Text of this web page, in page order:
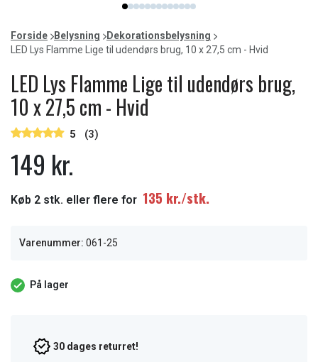
item
0
item
1
item
2
item
3
item
4
item
5
item
6
item
7
item
8
item
9
item
10
item
11
item
12
of
13
Forside Belysning
Dekorationsbelysning
LED Lys Flamme Lige til udendørs brug, 10 x 27,5 cm - Hvid
LED Lys Flamme Lige til udendørs brug,
10 x 27,5 cm - Hvid
5 (3)
149 kr.
Køb 2 stk. eller flere for 135 kr./stk.
Varenummer: 061-25
På lager
30 dages returret!